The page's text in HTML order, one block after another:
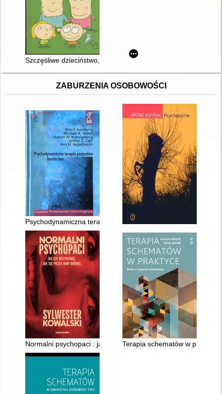
Szczęśliwe dzieciństwo, dojrzałe rodzicielstwo : drogi proste i
ZABURZENIA OSOBOWOŚCI
Psychodynamiczna terapia pacjentów borderline
Normalni psychopaci : jak ich rozpoznać, jak się przed nimi
Terapia schematów w